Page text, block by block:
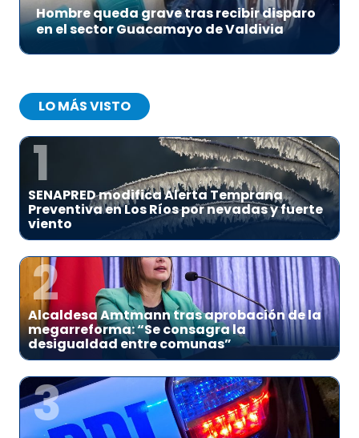
Hombre queda grave tras recibir disparo
en el sector Guacamayo de Valdivia
LO MÁS VISTO
1
SENAPRED modifica Alerta Temprana
Preventiva en Los Ríos por nevadas y fuerte
viento
2
Alcaldesa Amtmann tras aprobación de la
megarreforma: “Se consagra la
desigualdad entre comunas”
3